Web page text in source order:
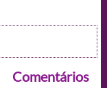
Comentários